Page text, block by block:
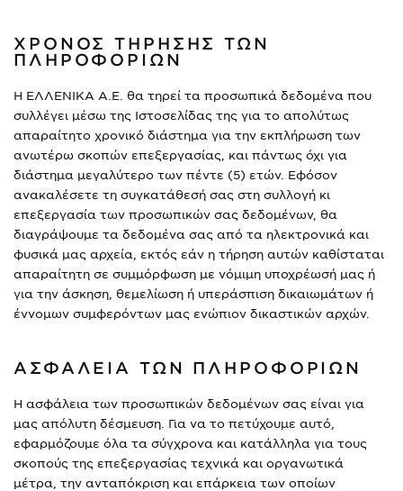
ΧΡΟΝΟΣ ΤΗΡΗΣΗΣ ΤΩΝ
ΠΛΗΡΟΦΟΡΙΩΝ
Η ΕΛΛΕΝΙΚΑ Α.Ε. θα τηρεί τα προσωπικά δεδομένα που
συλλέγει μέσω της Ιστοσελίδας της για το απολύτως
απαραίτητο χρονικό διάστημα για την εκπλήρωση των
ανωτέρω σκοπών επεξεργασίας, και πάντως όχι για
διάστημα μεγαλύτερο των πέντε (5) ετών. Εφόσον
ανακαλέσετε τη συγκατάθεσή σας στη συλλογή κι
επεξεργασία των προσωπικών σας δεδομένων, θα
διαγράψουμε τα δεδομένα σας από τα ηλεκτρονικά και
φυσικά μας αρχεία, εκτός εάν η τήρηση αυτών καθίσταται
απαραίτητη σε συμμόρφωση με νόμιμη υποχρέωσή μας ή
για την άσκηση, θεμελίωση ή υπεράσπιση δικαιωμάτων ή
έννομων συμφερόντων μας ενώπιον δικαστικών αρχών.
ΑΣΦΑΛΕΙΑ ΤΩΝ ΠΛΗΡΟΦΟΡΙΩΝ
Η ασφάλεια των προσωπικών δεδομένων σας είναι για
μας απόλυτη δέσμευση. Για να το πετύχουμε αυτό,
εφαρμόζουμε όλα τα σύγχρονα και κατάλληλα για τους
σκοπούς της επεξεργασίας τεχνικά και οργανωτικά
μέτρα, την ανταπόκριση και επάρκεια των οποίων